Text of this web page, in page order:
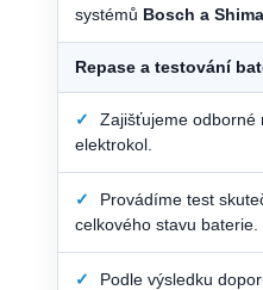
systémů Bosch a
Repase a testování
✓
Zajišťujeme odborné
elektrokol.
✓
Provádíme test
celkového stavu baterie.
✓
Podle výsledku